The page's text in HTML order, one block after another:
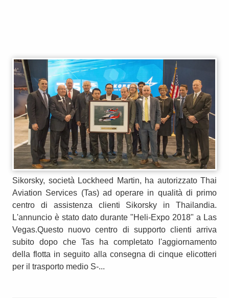
Sikorsky, società Lockheed Martin, ha autorizzato Thai
Aviation Services (Tas) ad operare in qualità di primo
centro di assistenza clienti Sikorsky in Thailandia.
L'annuncio è stato dato durante "Heli-Expo 2018" a Las
Vegas.Questo nuovo centro di supporto clienti arriva
subito dopo che Tas ha completato l'aggiornamento
della flotta in seguito alla consegna di cinque elicotteri
per il trasporto medio S-...